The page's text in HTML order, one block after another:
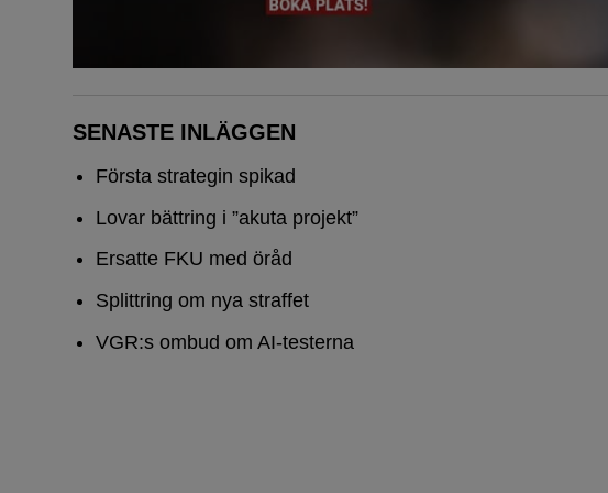
SENASTE INLÄGGEN
Första strategin spikad
Lovar bättring i ”akuta projekt”
Ersatte FKU med öråd
Splittring om nya straffet
VGR:s ombud om AI-testerna